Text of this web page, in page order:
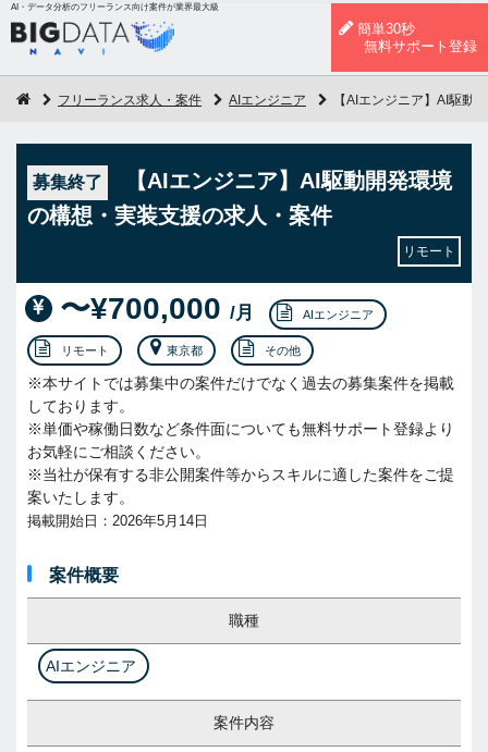
AI・データ分析のフリーランス向け案件が業界最大級
簡単30秒
無料サポート登録
フリーランス求人・案件 AIエンジニア 【AIエンジニア】AI駆動
募集終了
【AIエンジニア】AI駆動開発環境
の構想・実装支援の求人・案件
リモート
〜¥700,000 /月 AIエンジニア
リモート 東京都 その他
※本サイトでは募集中の案件だけでなく過去の募集案件を掲載
しております。
※単価や稼働日数など条件面についても無料サポート登録より
お気軽にご相談ください。
※当社が保有する非公開案件等からスキルに適した案件をご提
案いたします。
掲載開始日：2026年5月14日
案件概要
職種
AIエンジニア
案件内容